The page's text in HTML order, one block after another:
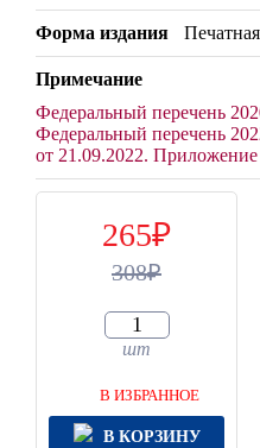
Форма издания Печатная
Примечание
Федеральный перечень
Федеральный перечень
от 21.09.2022.
265
308
шт
В ИЗБРАННОЕ
В КОРЗИНУ